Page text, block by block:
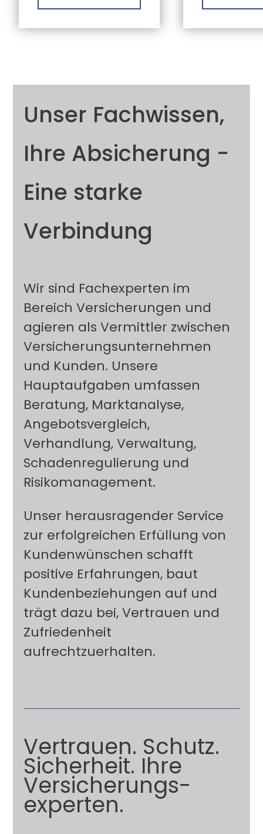
Unser Fachwissen,
Ihre Absicherung -
Eine starke
Verbindung
Wir sind Fachexperten im
Bereich Versicherungen und
agieren als Vermittler zwischen
Versicherungsunternehmen
und Kunden. Unsere
Hauptaufgaben umfassen
Beratung, Marktanalyse,
Angebotsvergleich,
Verhandlung, Verwaltung,
Schadenregulierung und
Risikomanagement.
Unser herausragender Service
zur erfolgreichen Erfüllung von
Kundenwünschen schafft
positive Erfahrungen, baut
Kundenbeziehungen auf und
trägt dazu bei, Vertrauen und
Zufriedenheit
aufrechtzuerhalten.
Vertrauen. Schutz.
Sicherheit. Ihre
Versicherungs­
experten.